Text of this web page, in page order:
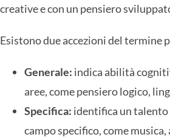
creative e con un pensiero
Esistono due accezioni del termine
Generale: indica abilità
aree, come pensiero logico,
Specifica: identifica un talento
campo specifico, come